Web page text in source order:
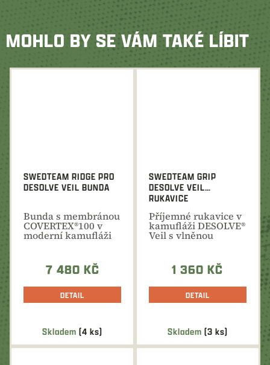
MOHLO BY SE VÁM TAKÉ LÍBIT
Skladem(4 ks)
SWEDTEAM RIDGE PRO
DESOLVE VEIL BUNDA
Bunda s membránou
COVERTEX®100 v
moderní kamufláži
7 480 KČ
DETAIL
Skladem (3 ks)
SWEDTEAM GRIP
DESOLVE VEIL
RUKAVICE
Příjemné rukavice v
kamufláži DESOLVE®
Veil s vlněnou
1 360 KČ
DETAIL